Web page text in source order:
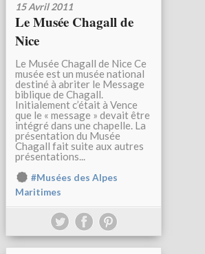
15 Avril 2011
Le Musée Chagall de
Nice
Le Musée Chagall de Nice Ce
musée est un musée national
destiné à abriter le Message
biblique de Chagall.
Initialement c’était à Vence
que le « message » devait être
intégré dans une chapelle. La
présentation du Musée
Chagall fait suite aux autres
présentations...
#Musées des Alpes
Maritimes